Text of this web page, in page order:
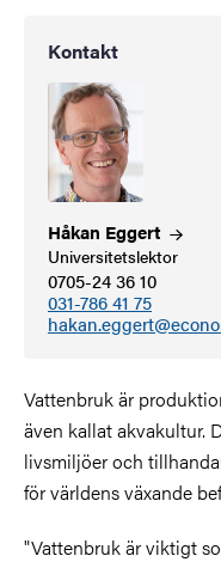
Kontakt
Håkan Eggert
Universitetslektor
0705-24 36 10
031-786 41 75
Vattenbruk är
även kallat akvakultur.
livsmiljöer och
för världens växande
"Vattenbruk är viktigt